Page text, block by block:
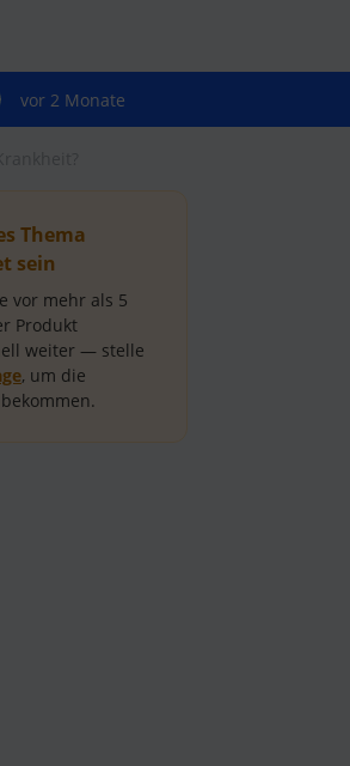
vor 2 Monate
Thema
sein
vor mehr als 5
Produkt
weiter — stelle
, um die